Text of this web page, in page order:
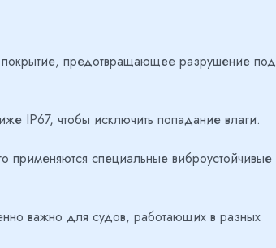
предотвращающее разрушение под
IP67, чтобы исключить попадание влаги.
специальные виброустойчивые
важно для судов, работающих в разных